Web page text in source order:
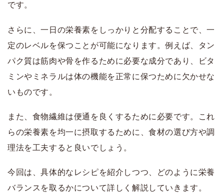
です。
さらに、一日の栄養素をしっかりと分配することで、一
定のレベルを保つことが可能になります。例えば、タン
パク質は筋肉や骨を作るために必要な成分であり、ビタ
ミンやミネラルは体の機能を正常に保つために欠かせな
いものです。
また、食物繊維は便通を良くするために必要です。これ
らの栄養素を均一に摂取するために、食材の選び方や調
理法を工夫すると良いでしょう。
今回は、具体的なレシピを紹介しつつ、どのように栄養
バランスを取るかについて詳しく解説していきます。